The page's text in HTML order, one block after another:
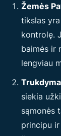
Žemės
tikslas
kontrolę.
baimės ir
lengviau
siekia
sąmonės
principu